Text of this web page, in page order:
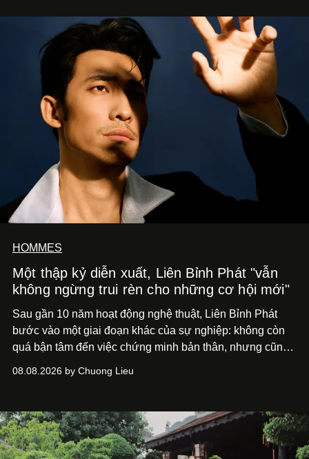
HOMMES
Một thập kỷ diễn xuất, Liên Bỉnh Phát "vẫn
không ngừng trui rèn cho những cơ hội mới"
Sau gần 10 năm hoạt động nghệ thuật, Liên Bỉnh Phát
bước vào một giai đoạn khác của sự nghiệp: không còn
quá bận tâm đến việc chứng minh bản thân, nhưng cũng
phim điện ảnh trong nửa đầu 2026 đến hành trình trở lại
bằng một tâm thế điềm tĩnh hơn. Anh tiếp tục học hỏi, trau
dồi và chờ đợi những vai diễn đủ sức đưa mình đến
những vùng đất mới. Ở tuổi ngoài 30, điều anh theo đuổi
08.08.2026 by Chuong Lieu